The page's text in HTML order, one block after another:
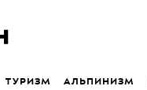
ТУРИЗМ АЛЬПИНИЗМ